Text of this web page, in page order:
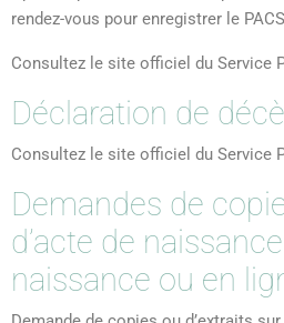
rendez-vous pour enregistrer le
Consultez le site officiel du Service
Déclaration de
Consultez le site officiel du Service
Demandes de
d’acte de
naissance ou en